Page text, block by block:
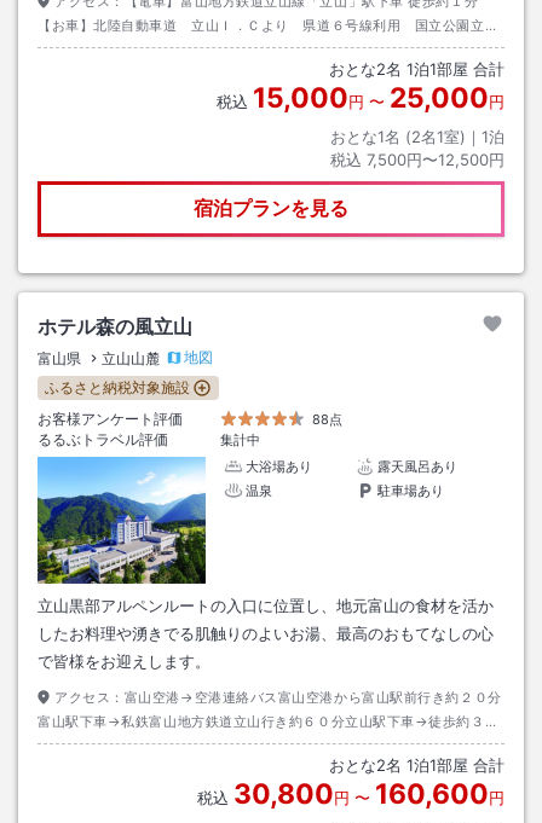
【お車】北陸自動車道 立山Ｉ．Ｃより 県道６号線利用 国立公園立山
の標識に従い約３０分 ※当館満車時、近隣の無料駐車場もしくは有料駐
車場をご利用ください。 ※事前予
おとな2名 1泊1部屋 合計
税込 15,000円 〜 25,000円
おとな1名 (2名1室)｜ 1泊
税込 7,500円〜12,500円
宿泊プランを見る
ホテル森の風立山
富山県 立山山麓
地図
ふるさと納税対象施設
お客様アンケート評価
88点
るるぶトラベル評価
集計中
大浴場あり
露天風呂あり
温泉
駐車場あり
立山黒部アルペンルートの入口に位置し、地元富山の食材を活か
したお料理や湧きでる肌触りのよいお湯、最高のおもてなしの心
で皆様をお迎えします。
アクセス： 富山空港→空港連絡バス富山空港から富山駅前行き約２０分
富山駅下車→私鉄富山地方鉄道立山行き約６０分立山駅下車→徒歩約３０
分
おとな2名 1泊1部屋 合計
税込 30,800円 〜 160,600円